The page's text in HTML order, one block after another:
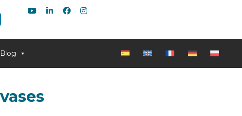
Blog